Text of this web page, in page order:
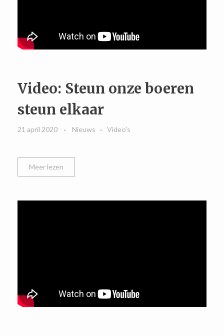
Video: Steun onze boeren
steun elkaar
21 april 2020 Nieuws Video's
Meer lezen